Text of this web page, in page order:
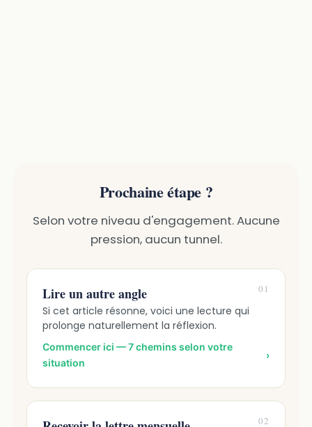
Prochaine étape ?
Selon votre niveau d'engagement. Aucune
pression, aucun tunnel.
01
Lire un autre angle
Si cet article résonne, voici une lecture qui
prolonge naturellement la réflexion.
Commencer ici — 7 chemins selon votre
situation
›
02